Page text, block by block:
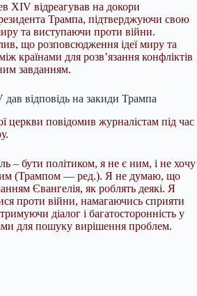
XIV відреагував на докори
Трампа, підтверджуючи свою
та виступаючи проти війни.
що розповсюдження ідеї миру та
країнами для розв’язання конфліктів
завданням.
відповідь на закиди Трампа
церкви повідомив журналістам під час
– бути політиком, я не є ним, і не хочу
(Трампом — ред.). Я не думаю, що
Євангелія, як роблять деякі. Я
проти війни, намагаючись сприяти
діалог і багатосторонність у
для пошуку вирішення проблем.